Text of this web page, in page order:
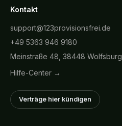
Kontakt
support@123provisionsfrei.de
+49 5363 946 9180
Meinstraße 48, 38448 Wolfsburg
Hilfe-Center →
Verträge hier kündigen